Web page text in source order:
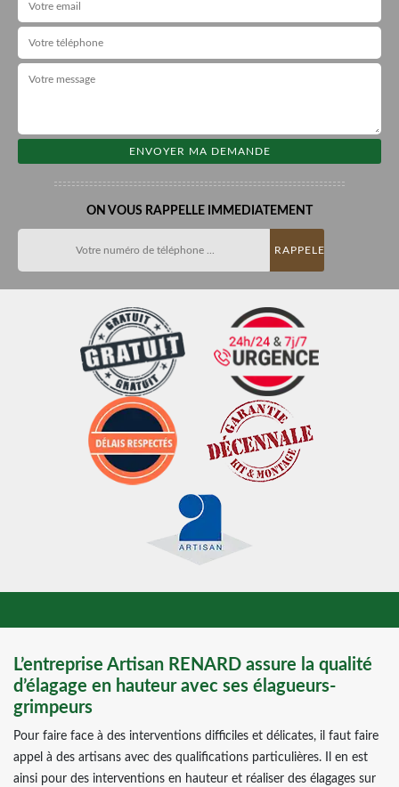
ON VOUS RAPPELLE IMMEDIATEMENT
L’entreprise Artisan RENARD assure la qualité
d’élagage en hauteur avec ses élagueurs-
grimpeurs
Pour faire face à des interventions difficiles et délicates, il faut faire
appel à des artisans avec des qualifications particulières. Il en est
ainsi pour des interventions en hauteur et réaliser des élagages sur